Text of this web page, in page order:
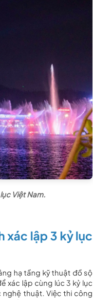
Việt Nam.
xác lập 3 kỷ lục
hạ tầng kỹ thuật đồ sộ
xác lập cùng lúc 3 kỷ lục
thuật. Việc thi công